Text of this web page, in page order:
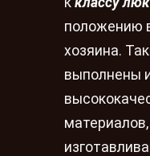
положению
хозяина.
выполнены